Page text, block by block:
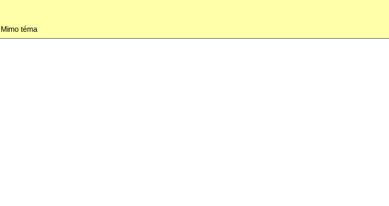
Mimo téma